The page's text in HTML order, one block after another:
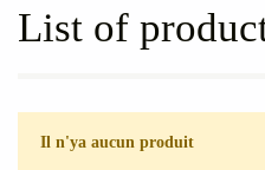
List of
Il n'ya aucun produit